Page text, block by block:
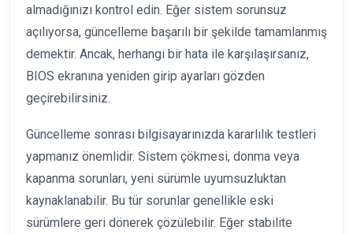
almadığınızı kontrol edin. Eğer sistem sorunsuz
açılıyorsa, güncelleme başarılı bir şekilde tamamlanmış
demektir. Ancak, herhangi bir hata ile karşılaşırsanız,
BIOS ekranına yeniden girip ayarları gözden
geçirebilirsiniz.
Güncelleme sonrası bilgisayarınızda kararlılık testleri
yapmanız önemlidir. Sistem çökmesi, donma veya
kapanma sorunları, yeni sürümle uyumsuzluktan
kaynaklanabilir. Bu tür sorunlar genellikle eski
sürümlere geri dönerek çözülebilir. Eğer stabilite